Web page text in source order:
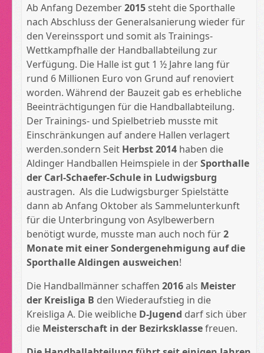
Ab Anfang Dezember2015steht die Sporthalle
nach Abschluss der Generalsanierung wieder für
den Vereinssport und somit als Trainings-
Wettkampfhalle der Handballabteilung zur
Verfügung. Die Halle ist gut 1 ½ Jahre lang für
rund 6 Millionen Euro von Grund auf renoviert
worden. Während der Bauzeit gab es erhebliche
Beeinträchtigungen für die Handballabteilung.
Der Trainings- und Spielbetrieb musste mit
Einschränkungen auf andere Hallen verlagert
werden.sondern Seit Herbst 2014 haben die
Aldinger Handballen Heimspiele in derSporthalle
der Carl-Schaefer-Schule in Ludwigsburg
austragen. Als die Ludwigsburger Spielstätte
dann ab Anfang Oktober als Sammelunterkunft
für die Unterbringung von Asylbewerbern
benötigt wurde, musste man auch noch für2
Monate mit einer Sondergenehmigung auf die
Sporthalle Aldingen ausweichen!
Die Handballmänner schaffen2016als Meister
der Kreisliga B den Wiederaufstieg in die
Kreisliga A. Die weibliche D-Jugend darf sich über
die Meisterschaft in der Bezirksklassefreuen.